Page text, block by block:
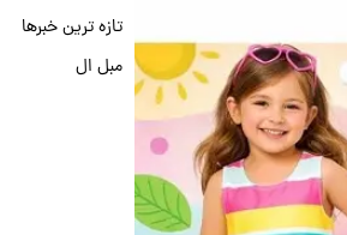
تازه ترین خبرها
مبل ال